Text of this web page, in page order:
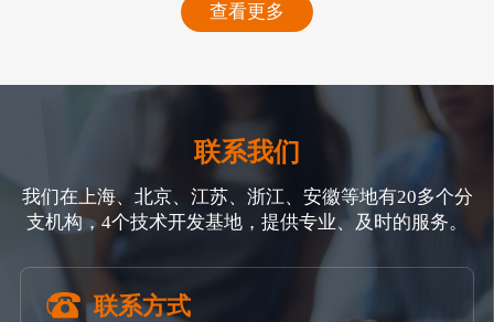
查看更多
联系我们
我们在上海、北京、江苏、浙江、安徽等地有20多个分
支机构，4个技术开发基地，提供专业、及时的服务。
联系方式